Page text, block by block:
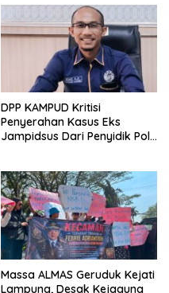
DPP KAMPUD Kritisi
Penyerahan Kasus Eks
Jampidsus Dari Penyidik Polri
Massa ALMAS Geruduk Kejati
Lampung, Desak Kejagung